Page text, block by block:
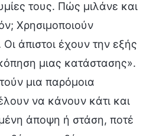
τους. Πώς μιλάνε και
Χρησιμοποιούν
άπιστοι έχουν την εξής
μιας κατάστασης».
μια παρόμοια
να κάνουν κάτι και
άποψη ή στάση, ποτέ